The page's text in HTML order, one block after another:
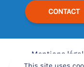
CONTACT
Mentions